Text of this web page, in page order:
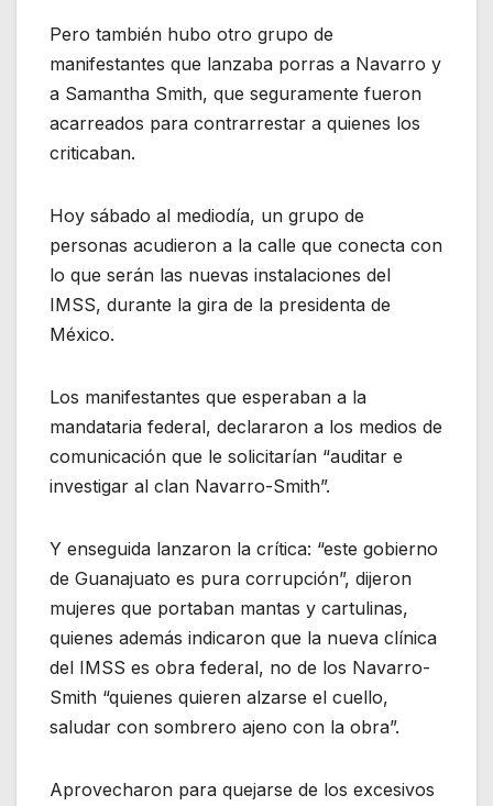
Pero también hubo otro grupo de
manifestantes que lanzaba porras a Navarro y
a Samantha Smith, que seguramente fueron
acarreados para contrarrestar a quienes los
criticaban.
Hoy sábado al mediodía, un grupo de
personas acudieron a la calle que conecta con
lo que serán las nuevas instalaciones del
IMSS, durante la gira de la presidenta de
México.
Los manifestantes que esperaban a la
mandataria federal, declararon a los medios de
comunicación que le solicitarían “auditar e
investigar al clan Navarro-Smith”.
Y enseguida lanzaron la crítica: “este gobierno
de Guanajuato es pura corrupción”, dijeron
mujeres que portaban mantas y cartulinas,
quienes además indicaron que la nueva clínica
del IMSS es obra federal, no de los Navarro-
Smith “quienes quieren alzarse el cuello,
saludar con sombrero ajeno con la obra”.
Aprovecharon para quejarse de los excesivos